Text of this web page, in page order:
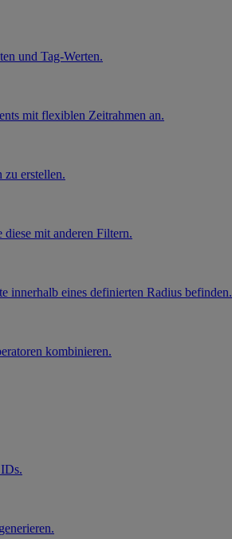
und Tag-Werten.
mit flexiblen Zeitrahmen an.
zu erstellen.
mit anderen Filtern.
innerhalb eines definierten Radius befinden.
kombinieren.